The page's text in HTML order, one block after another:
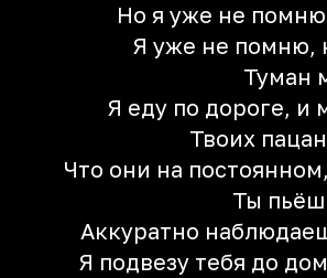
Но я уже не
Я уже не помню,
Туман
Я еду по дороге, и
Твоих
Что они на
Ты
Аккуратно
Я подвезу тебя до